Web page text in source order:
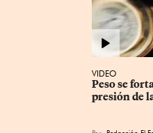
VIDEO
Peso se
presión de